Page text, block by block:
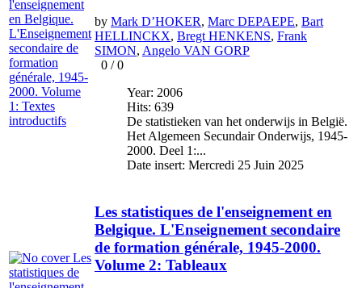
by Mark D’HOKER, Marc DEPAEPE, Bart
HELLINCKX, Bregt HENKENS, Frank
SIMON, Angelo VAN GORP
0 /0
Year: 2006
Hits: 639
De statistieken van het onderwijs in België.
Het Algemeen Secundair Onderwijs, 1945-
2000. Deel 1:...
Date insert: Mercredi 25 Juin 2025
Les statistiques de l'enseignement en
Belgique. L'Enseignement secondaire
de formation générale, 1945-2000.
Volume 2: Tableaux